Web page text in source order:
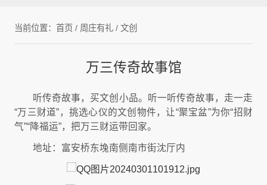
当前位置： 首页 / 周庄有礼 / 文创
万三传奇故事馆
听传奇故事，买文创小品。听一听传奇故事，走一走
“万三财道”，挑选心仪的文创物件，让“聚宝盆”为你“招财
气”“降福运”，把万三财运带回家。
地址：富安桥东堍南侧南市街沈厅内